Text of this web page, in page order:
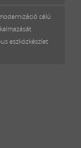
célú
eszközkészlet